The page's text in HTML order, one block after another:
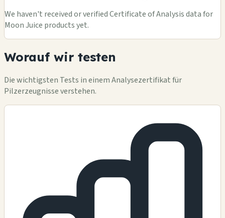
We haven't received or verified Certificate of Analysis data for
Moon Juice products yet.
Worauf wir testen
Die wichtigsten Tests in einem Analysezertifikat für
Pilzerzeugnisse verstehen.